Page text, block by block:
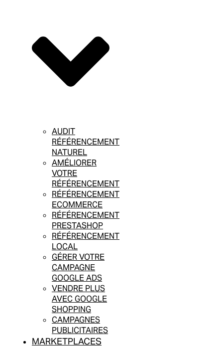
AUDIT
RÉFÉRENCEMENT
NATUREL
AMÉLIORER
VOTRE
RÉFÉRENCEMENT
RÉFÉRENCEMENT
ECOMMERCE
RÉFÉRENCEMENT
PRESTASHOP
RÉFÉRENCEMENT
LOCAL
GÉRER VOTRE
CAMPAGNE
GOOGLE ADS
VENDRE PLUS
AVEC GOOGLE
SHOPPING
CAMPAGNES
PUBLICITAIRES
MARKETPLACES